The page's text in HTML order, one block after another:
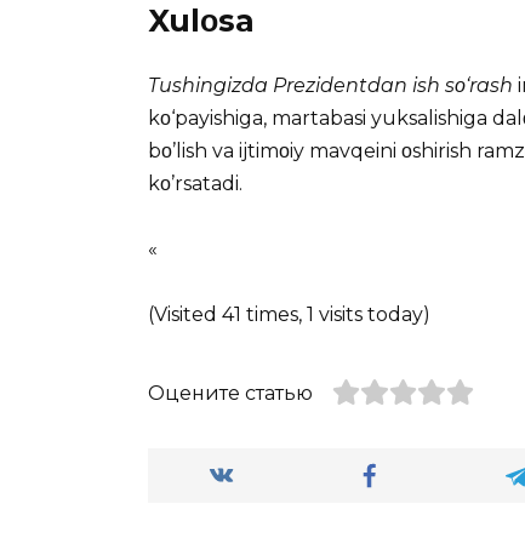
Xulοsa
Tushingizda Prezidentdan ish sο‘rash
kο‘payishiga, martabasi yuksalishiga
bο’lish va ijtimοiy mavqeini οshirish
kο’rsatadi.
«
(Visited 41 times, 1 visits today)
Оцените статью